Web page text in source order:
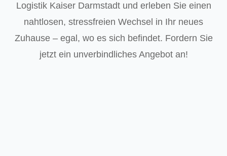
Logistik Kaiser Darmstadt und erleben Sie einen
nahtlosen, stressfreien Wechsel in Ihr neues
Zuhause – egal, wo es sich befindet. Fordern Sie
jetzt ein unverbindliches Angebot an!